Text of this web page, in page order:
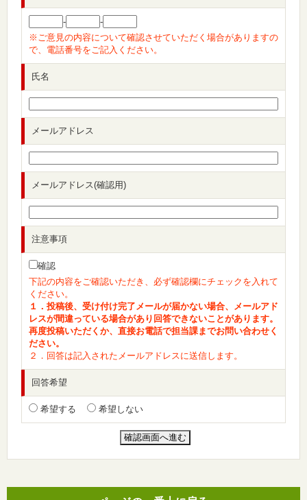
-
-
※ご意見の内容について確認させていただく場合がありますの
で、電話番号をご記入ください。
氏名
メールアドレス
メールアドレス(確認用)
注意事項
確認
下記の内容をご確認いただき、必ず確認欄にチェックを入れて
ください。
１．投稿後、受け付け完了メールが届かない場合、メールアド
レスが間違っている場合があり回答できないことがあります。
再度投稿いただくか、直接お電話で担当課までお問い合わせく
ださい。
２．回答は記入されたメールアドレスに送信します。
回答希望
希望する 希望しない